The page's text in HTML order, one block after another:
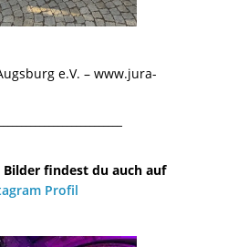
e.V. – www.jura-
findest du auch auf
Profil